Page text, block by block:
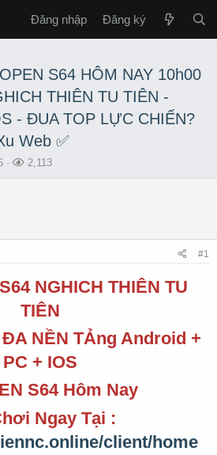
Đăng nhập Đăng ký
S64 HÔM NAY 10h00
THIÊN TU TIÊN -
- ĐUA TOP LỰC CHIẾN?
Web ✅
L
2,113
#1
NGHICH THIÊN TU
TIÊN
NỀN TẢng Android +
PC + IOS
S64 Hôm Nay
Ngay Tại :
client/home